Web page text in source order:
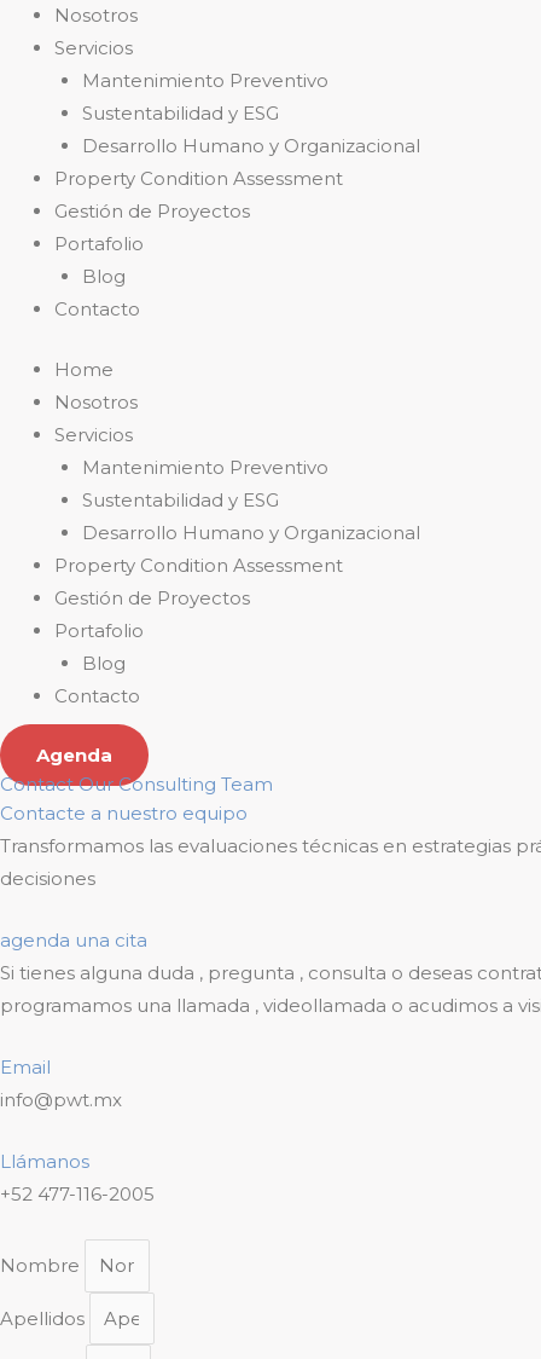
Nosotros
Servicios
Mantenimiento Preventivo
Sustentabilidad y ESG
Desarrollo Humano y Organizacional
Property Condition Assessment
Gestión de Proyectos
Portafolio
Blog
Contacto
Home
Nosotros
Servicios
Mantenimiento Preventivo
Sustentabilidad y ESG
Desarrollo Humano y Organizacional
Property Condition Assessment
Gestión de Proyectos
Portafolio
Blog
Contacto
Agenda
Contact Our Consulting Team
Contacte a nuestro equipo
Transformamos las evaluaciones técnicas en estrategias
decisiones
agenda una cita
Si tienes alguna duda , pregunta , consulta o deseas
programamos una llamada , videollamada o acudimos a
Email
info@pwt.mx
Llámanos
+52 477-116-2005
Nombre
Apellidos